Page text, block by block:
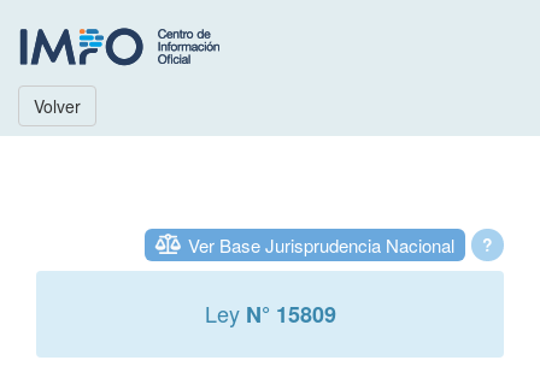
Volver
?
Ver Base Jurisprudencia Nacional
Ley N° 15809